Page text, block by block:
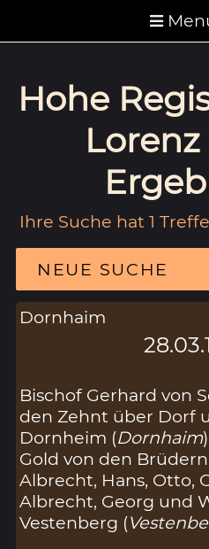
Hohe
Lorenz
Ihre Suche hat 1
NEUE SUCHE
Dornhaim
Bischof Gerhard von
den Zehnt über Dorf
Dornheim (Dornhaim
Gold von den
Albrecht, Hans, Otto,
Albrecht, Georg und
Vestenberg (